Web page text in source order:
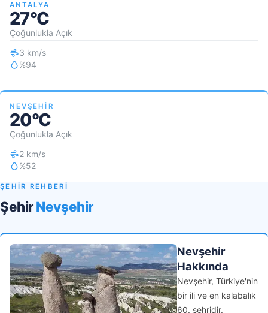
ANTALYA
27°C
Çoğunlukla Açık
3 km/s
%94
NEVŞEHIR
20°C
Çoğunlukla Açık
2 km/s
%52
ŞEHİR REHBERİ
ŞehirNevşehir
Nevşehir
Hakkında
Nevşehir, Türkiye'nin
bir ili ve en kalabalık
60. şehridir.